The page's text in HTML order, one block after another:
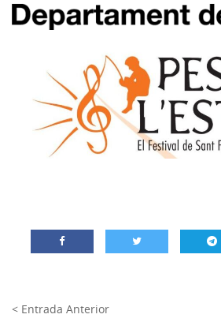
< Entrada Anterior